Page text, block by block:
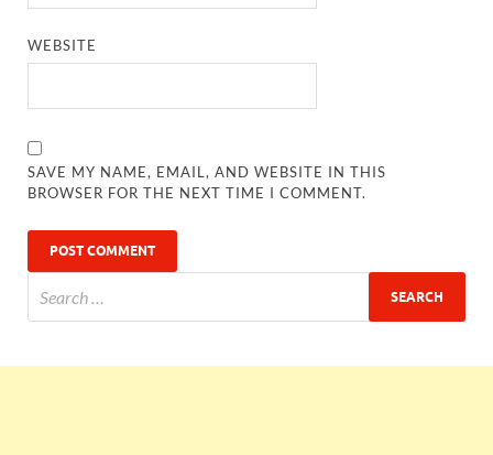
WEBSITE
SAVE MY NAME, EMAIL, AND WEBSITE IN THIS
BROWSER FOR THE NEXT TIME I COMMENT.